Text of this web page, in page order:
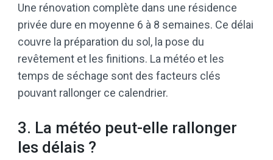
Une rénovation complète dans une résidence
privée dure en moyenne 6 à 8 semaines. Ce délai
couvre la préparation du sol, la pose du
revêtement et les finitions. La météo et les
temps de séchage sont des facteurs clés
pouvant rallonger ce calendrier.
3. La météo peut-elle rallonger
les délais ?